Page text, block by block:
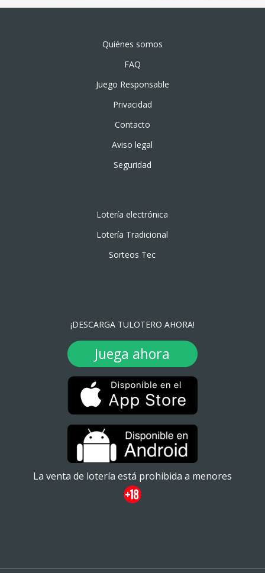
Quiénes somos
FAQ
Juego Responsable
Privacidad
Contacto
Aviso legal
Seguridad
Lotería electrónica
Lotería Tradicional
Sorteos Tec
¡DESCARGA TULOTERO AHORA!
Juega ahora
La venta de lotería está prohibida a menores